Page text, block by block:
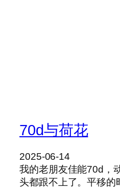
70d与荷花
2025-06-14
我的老朋友佳能70d，
头都跟不上了。平移的